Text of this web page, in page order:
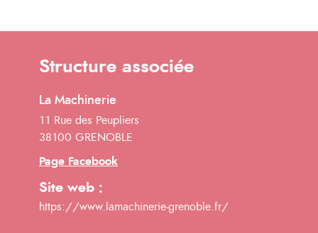
Structure associée
La Machinerie
11 Rue des Peupliers
38100 GRENOBLE
Page Facebook
Site web :
https://www.lamachinerie-grenoble.fr/